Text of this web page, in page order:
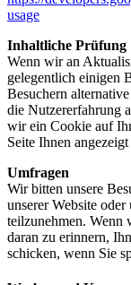
usage
Inhaltliche Prüfung
Wenn wir an
gelegentlich einigen
Besuchern
die Nutzererfahrung
wir ein Cookie auf
Seite Ihnen
Umfragen
Wir bitten unsere
unserer Website
teilzunehmen. Wenn
daran zu erinnern,
schicken, wenn Sie